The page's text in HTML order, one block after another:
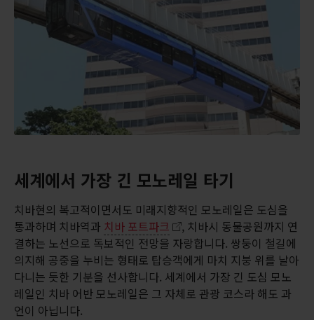
세계에서 가장 긴 모노레일 타기
치바현의 복고적이면서도 미래지향적인 모노레일은 도심을
통과하며 치바역과 치바 포트파크
, 치바시 동물공원까지 연
결하는 노선으로 독보적인 전망을 자랑합니다. 쌍둥이 철길에
의지해 공중을 누비는 형태로 탑승객에게 마치 지붕 위를 날아
다니는 듯한 기분을 선사합니다. 세계에서 가장 긴 도심 모노
레일인 치바 어반 모노레일은 그 자체로 관광 코스라 해도 과
언이 아닙니다.